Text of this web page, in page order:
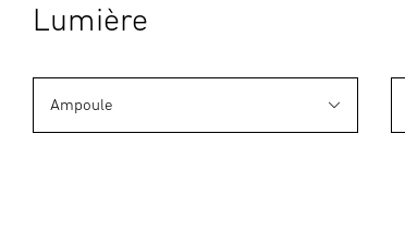
Lumière
Ampoule